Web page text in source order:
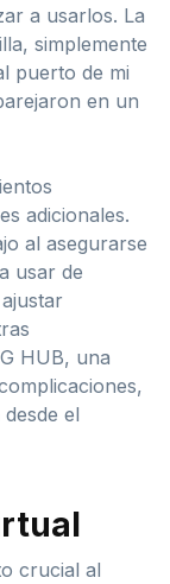
a usarlos. La
simplemente
puerto de mi
en un
adicionales.
al asegurarse
usar de
HUB, una
el
crucial al